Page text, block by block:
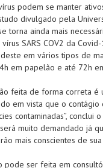
podem se manter
divulgado pela
torna ainda mais
SARS COV2 da
em vários tipos de
em papelão e até 72h
feita de forma correta
em vista que o
contaminadas”,
muito demandado já
mais conscientes de
pode ser feita em